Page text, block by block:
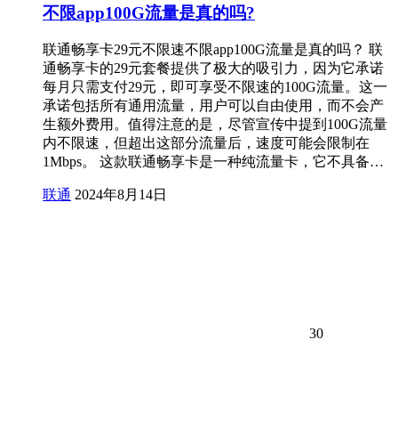
不限app100G流量是真的吗?
联通畅享卡29元不限速不限app100G流量是真的吗？ 联
通畅享卡的29元套餐提供了极大的吸引力，因为它承诺
每月只需支付29元，即可享受不限速的100G流量。这一
承诺包括所有通用流量，用户可以自由使用，而不会产
生额外费用。值得注意的是，尽管宣传中提到100G流量
内不限速，但超出这部分流量后，速度可能会限制在
1Mbps。 这款联通畅享卡是一种纯流量卡，它不具备…
联通 2024年8月14日
30